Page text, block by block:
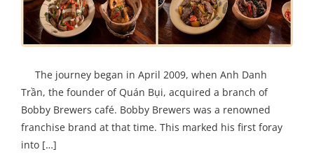
The journey began in April 2009, when Anh Danh
Trần, the founder of Quán Bụi, acquired a branch of
Bobby Brewers café. Bobby Brewers was a renowned
franchise brand at that time. This marked his first foray
into […]